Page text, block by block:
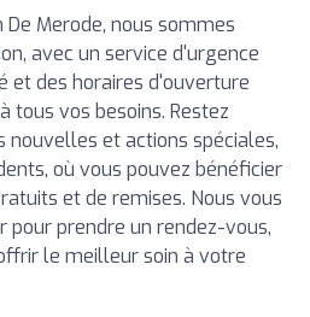
Merode, nous sommes
avec un service d'urgence
et des horaires d'ouverture
tous vos besoins. Restez
nouvelles et actions spéciales,
où vous pouvez bénéficier
et de remises. Nous vous
pour prendre un rendez-vous,
le meilleur soin à votre